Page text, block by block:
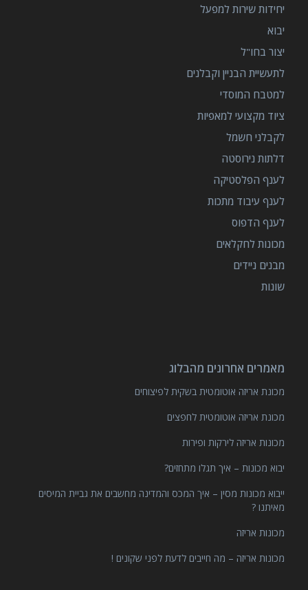
יחידות שירות למפעל
יבוא
יצור בחו"ל
לתעשיית הבניין וקבלנים
למטבח המוסדי
ציוד מקצועי למאפיות
לקבלני חשמל
דלתות נירוסטה
לענף הפלסטיקה
לענף עיבוד מתכות
לענף הדפוס
מכונות לחקלאים
מבנים ניידים
שונות
מאמרים אחרונים מהבלוג
מכונת אריזה אוטומטית בשקית לפיצוחים
מכונת אריזה אוטומטית לחפצים
מכונות אריזה לירקות ופירות
יבוא מכונות – איך תגלו מתחזים?
ייבוא מכונות מסין – איך המכס והמדינה מחשבים את גביית המיסים
מאיתנו ?
מכונות אריזה
מכונות אריזה – מה חייבים לדעת לפני שקונים !